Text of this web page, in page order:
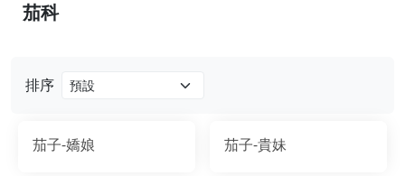
排序
茄子-嬌娘 茄子-貴妹
茄科